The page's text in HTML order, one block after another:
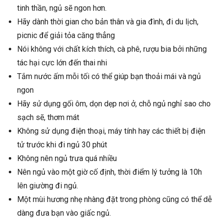
tinh thần, ngủ sẽ ngon hơn.
Hãy dành thời gian cho bản thân và gia đình, đi du lịch,
picnic để giải tỏa căng thẳng
Nói không với chất kích thích, cà phê, rượu bia bởi những
tác hại cực lớn đến thai nhi
Tắm nước ấm mỗi tối có thể giúp bạn thoải mái và ngủ
ngon
Hãy sử dụng gối ôm, dọn dẹp nơi ở, chỗ ngủ nghỉ sao cho
sạch sẽ, thơm mát
Không sử dụng điện thoại, máy tính hay các thiết bị điện
tử trước khi đi ngủ 30 phút
Không nên ngủ trưa quá nhiều
Nên ngủ vào một giờ cố định, thời điểm lý tưởng là 10h
lên giường đi ngủ.
Một mùi hương nhẹ nhàng đặt trong phòng cũng có thể dễ
dàng đưa bạn vào giấc ngủ.